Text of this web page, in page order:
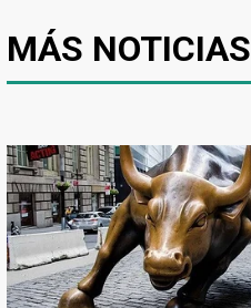
MÁS NOTICIAS